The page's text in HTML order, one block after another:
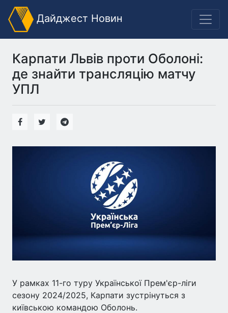
Дайджест Новин
Карпати Львів проти Оболоні:
де знайти трансляцію матчу
УПЛ
У рамках 11-го туру Української Прем'єр-ліги
сезону 2024/2025, Карпати зустрінуться з
київською командою Оболонь.